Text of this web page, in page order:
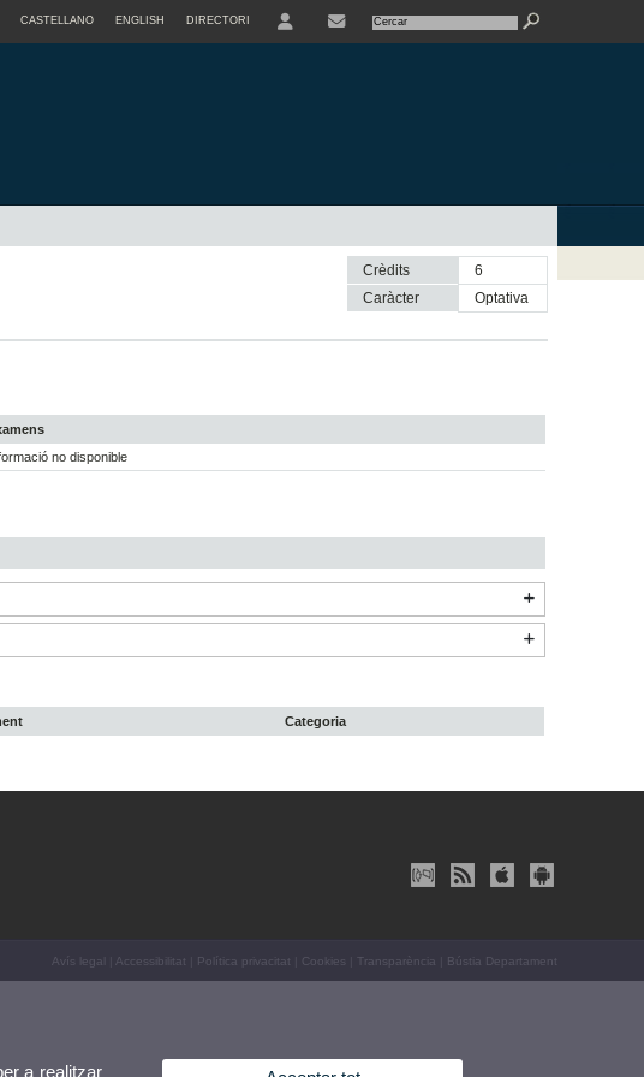
CASTELLANO ENGLISH DIRECTORI
Crèdits
6
Caràcter
optativa
no disponible
Categoria
Avís legal Accessibilitat Política privacitat Cookies Transparència Bústia Departament
a realitzar